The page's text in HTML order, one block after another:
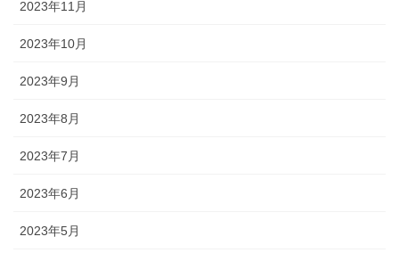
2023年11月
2023年10月
2023年9月
2023年8月
2023年7月
2023年6月
2023年5月